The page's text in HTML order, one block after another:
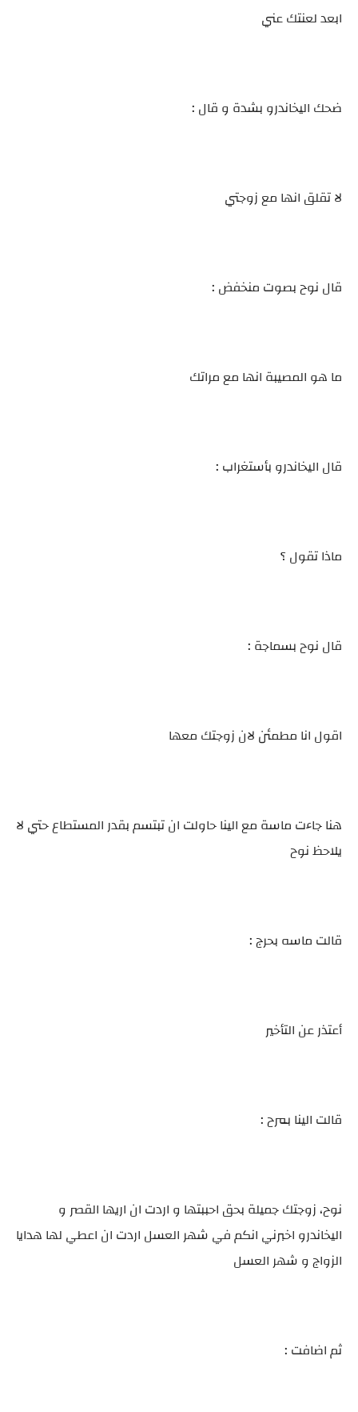
ابعد لعنتك عني
ضحك اليخاندرو بشدة و قال :
لا تقلق انها مع زوجتي
قال نوح بصوت منخفض :
ما هو المصيبة انها مع مراتك
قال اليخاندرو بأستغراب :
ماذا تقول ؟
قال نوح بسماجة :
اقول انا مطمئن لان زوجتك معها
هنا جاءت ماسة مع الينا حاولت ان تبتسم بقدر المستطاع حتي لا
يلاحظ نوح
قالت ماسه بحرج :
أعتذر عن التأخير
قالت الينا بمرح :
نوح، زوجتك جميلة بحق احببتها و اردت ان اريها القصر و
اليخاندرو اخبرني انكم في شهر العسل اردت ان اعطي لها هدايا
الزواج و شهر العسل
ثم اضافت :